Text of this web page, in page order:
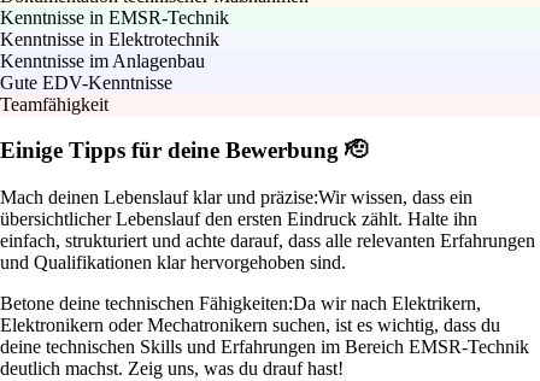
Kenntnisse in EMSR-Technik
Kenntnisse in Elektrotechnik
Kenntnisse im Anlagenbau
Gute EDV-Kenntnisse
Teamfähigkeit
Einige Tipps für deine Bewerbung 🫡
Mach deinen Lebenslauf klar und präzise:Wir wissen, dass ein
übersichtlicher Lebenslauf den ersten Eindruck zählt. Halte ihn
einfach, strukturiert und achte darauf, dass alle relevanten Erfahrungen
und Qualifikationen klar hervorgehoben sind.
Betone deine technischen Fähigkeiten:Da wir nach Elektrikern,
Elektronikern oder Mechatronikern suchen, ist es wichtig, dass du
deine technischen Skills und Erfahrungen im Bereich EMSR-Technik
deutlich machst. Zeig uns, was du drauf hast!